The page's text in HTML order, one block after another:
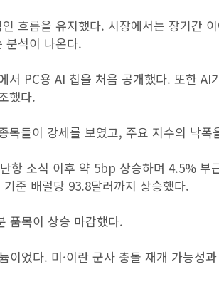
흐름을 유지했다. 시장에서는 장기간
분석이 나온다.
PC용 AI 칩을 처음 공개했다. 또한 AI
했다.
목들이 강세를 보였고, 주요 지수의 낙
항 소식 이후 약 5bp 상승하며 4.5% 부
준 배럴당 93.8달러까지 상승했다.
품목이 상승 마감했다.
이었다. 미·이란 군사 충돌 재개 가능성